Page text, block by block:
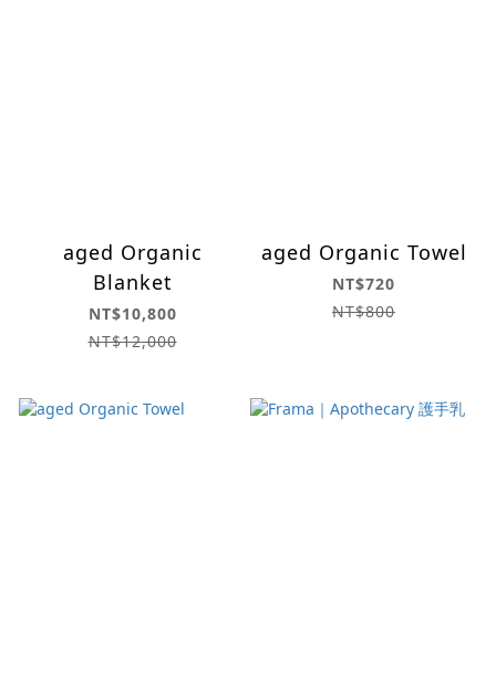
aged Organic
Blanket
NT$10,800
NT$12,000
aged Organic Towel
NT$720
NT$800